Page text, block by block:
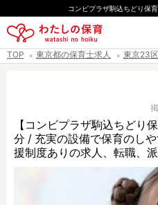
ー
の
コンビプラザ駒込ちどり保
TOP 東京都の保育士求人 東京23
【コンビプラザ駒込ちどり
分 / 充実の設備で保育のし
援制度ありの求人、転職、
都道府県
雇用形態